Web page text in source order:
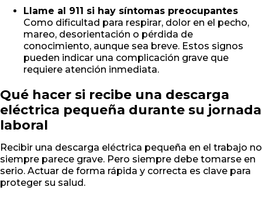
Llame al 911 si hay síntomas preocupantes
Como dificultad para respirar, dolor en el pecho,
mareo, desorientación o pérdida de
conocimiento, aunque sea breve. Estos signos
pueden indicar una complicación grave que
requiere atención inmediata.
Qué hacer si recibe una descarga
eléctrica pequeña durante su jornada
laboral
Recibir una descarga eléctrica pequeña en el trabajo no
siempre parece grave. Pero siempre debe tomarse en
serio. Actuar de forma rápida y correcta es clave para
proteger su salud.